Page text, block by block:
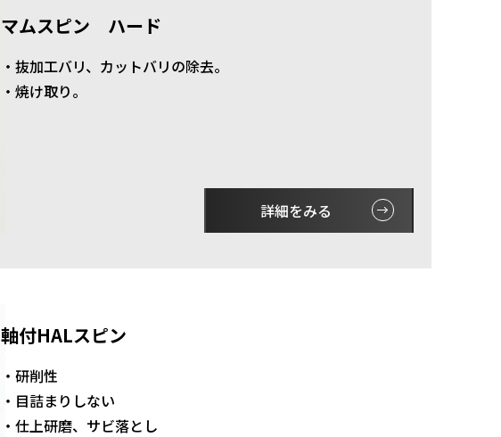
マムスピン ハード
・抜加工バリ、カットバリの除去。
・焼け取り。
詳細をみる
軸付HALスピン
・研削性
・目詰まりしない
・仕上研磨、サビ落とし